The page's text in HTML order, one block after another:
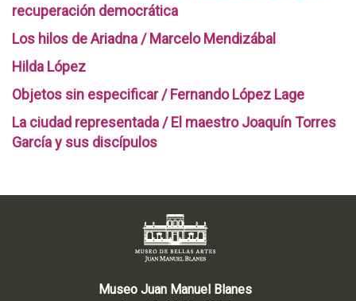
recuperación democrática
Los hilos de Ariadna / Marcelo Mendizábal
Hilda López
Objetos sin especificar / Fernando López Lage
La ciudad representada / El maestro Joaquín Torres
García y sus discípulos
Museo Juan Manuel Blanes